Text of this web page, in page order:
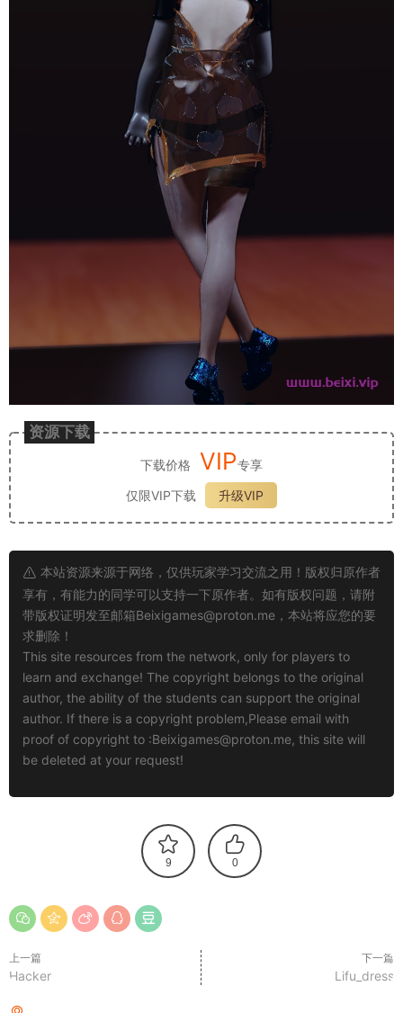
资源下载
下载价格 VIP专享
仅限VIP下载
升级VIP
本站资源来源于网络，仅供玩家学习交流之用！版权归原作者
享有，有能力的同学可以支持一下原作者。如有版权问题，请附
带版权证明发至邮箱Beixigames@proton.me ，本站将应您的要
求删除！
This site resources from the network, only for players to
learn and exchange! The copyright belongs to the original
author, the ability of the students can support the original
author. If there is a copyright problem,Please email with
proof of copyright to :Beixigames@proton.me, this site will
be deleted at your request!
9 0
上一篇
Hacker
下一篇
Lifu_dress